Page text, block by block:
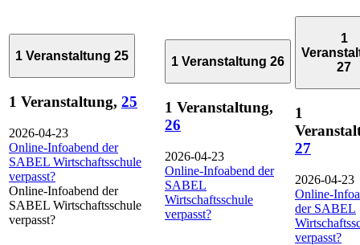
1 Veranstaltung 25
1 Veranstaltung, 25
2026-04-23
Online-Infoabend der
SABEL Wirtschaftsschule
verpasst?
Online-Infoabend der
SABEL Wirtschaftsschule
verpasst?
1 Veranstaltung 26
1 Veranstaltung,
26
2026-04-23
Online-Infoabend der
SABEL
Wirtschaftsschule
verpasst?
1
27
1
27
2026-04-23
Online-
der SABEL
verpasst?